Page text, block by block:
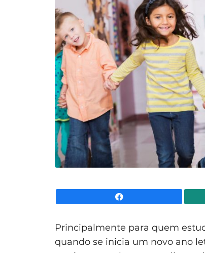
Principalmente para quem
quando se inicia um novo ano